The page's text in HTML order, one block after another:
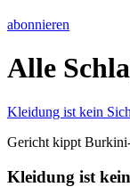
abonnieren
Alle
Kleidung ist kein
Gericht kippt
Kleidung ist